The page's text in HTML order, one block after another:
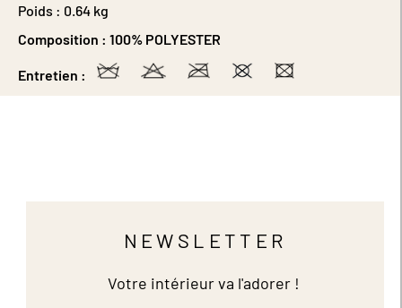
Poids : 0.64 kg
Composition : 100% POLYESTER
Entretien :
NEWSLETTER
Votre intérieur va l'adorer !